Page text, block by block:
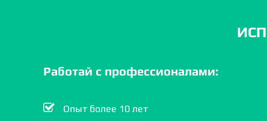
Работай с профессионалами:
Опыт более 10 лет